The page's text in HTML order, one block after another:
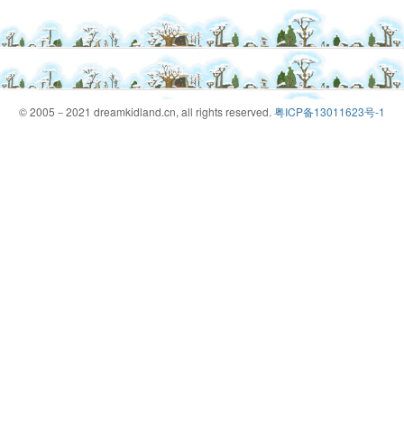
© 2005－2021 dreamkidland.cn, all rights reserved. 粤ICP备13011623号-1